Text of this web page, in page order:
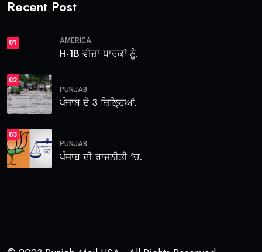
Recent Post
01 AMERICA
H-1B ਵੀਜ਼ਾ ਧਾਰਕਾਂ ਨੂੰ.
02
PUNJAB
ਪੰਜਾਬ ਦੇ 3 ਜ਼ਿਲ੍ਹਿਆਂ.
03
PUNJAB
ਪੰਜਾਬ ਦੀ ਰਾਜਨੀਤੀ ‘ਚ.